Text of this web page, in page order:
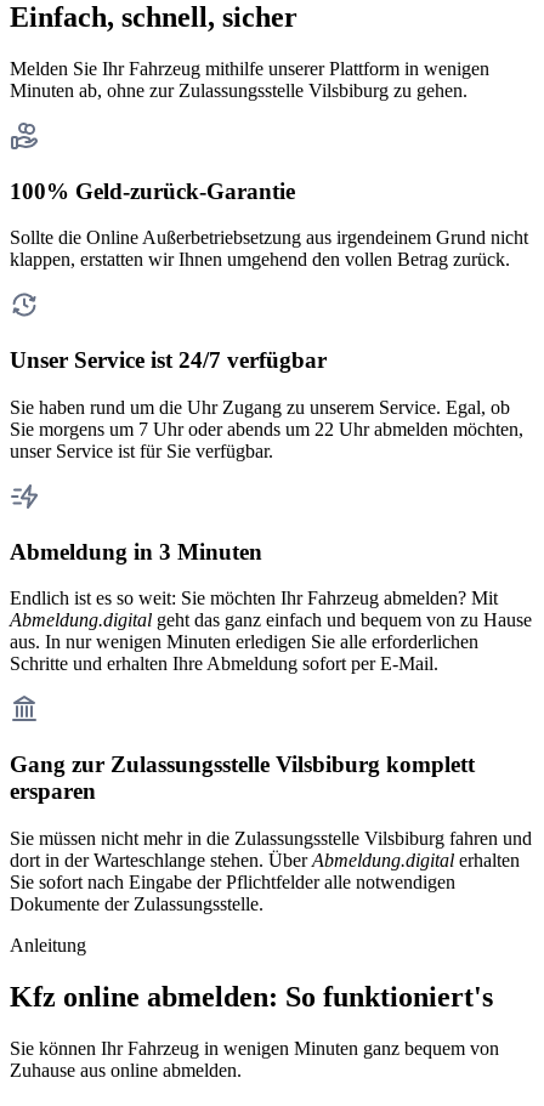
Einfach, schnell, sicher
Melden Sie Ihr Fahrzeug mithilfe unserer Plattform in wenigen
Minuten ab, ohne zur Zulassungsstelle Vilsbiburg zu gehen.
100% Geld-zurück-Garantie
Sollte die Online Außerbetriebsetzung aus irgendeinem Grund nicht
klappen, erstatten wir Ihnen umgehend den vollen Betrag zurück.
Unser Service ist 24/7 verfügbar
Sie haben rund um die Uhr Zugang zu unserem Service. Egal, ob
Sie morgens um 7 Uhr oder abends um 22 Uhr abmelden möchten,
unser Service ist für Sie verfügbar.
Abmeldung in 3 Minuten
Endlich ist es so weit: Sie möchten Ihr Fahrzeug abmelden? Mit
Abmeldung.digital geht das ganz einfach und bequem von zu Hause
aus. In nur wenigen Minuten erledigen Sie alle erforderlichen
Schritte und erhalten Ihre Abmeldung sofort per E-Mail.
Gang zur Zulassungsstelle Vilsbiburg komplett
ersparen
Sie müssen nicht mehr in die Zulassungsstelle Vilsbiburg fahren und
dort in der Warteschlange stehen. ÜberAbmeldung.digital erhalten
Sie sofort nach Eingabe der Pflichtfelder alle notwendigen
Dokumente der Zulassungsstelle.
Anleitung
Kfz online abmelden: So funktioniert's
Sie können Ihr Fahrzeug in wenigen Minuten ganz bequem von
Zuhause aus online abmelden.